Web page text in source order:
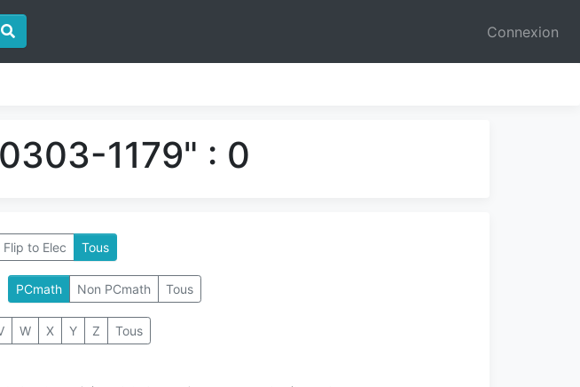
Connexion
1179" : 0
Flip to Elec Tous
PCmath Non PCmath Tous
W X Y Z Tous